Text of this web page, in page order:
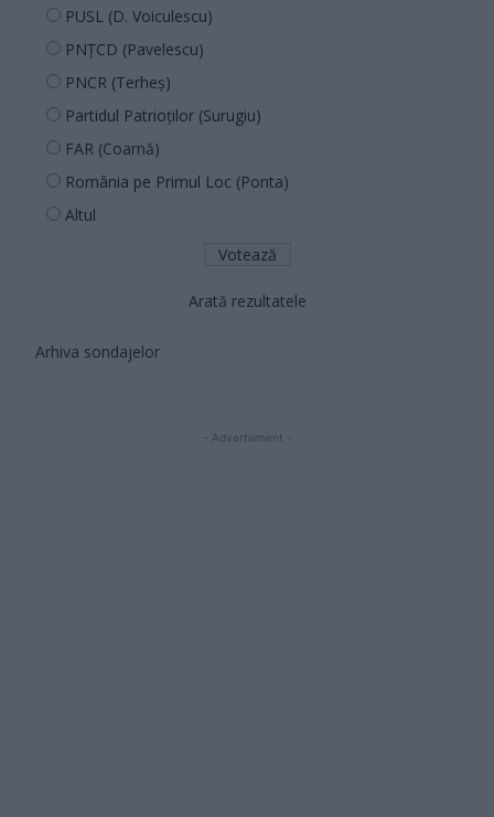
PUSL (D. Voiculescu)
PNȚCD (Pavelescu)
PNCR (Terheș)
Partidul Patrioților (Surugiu)
FAR (Coarnă)
România pe Primul Loc (Ponta)
Altul
Arată rezultatele
Arhiva sondajelor
- Advertisment -